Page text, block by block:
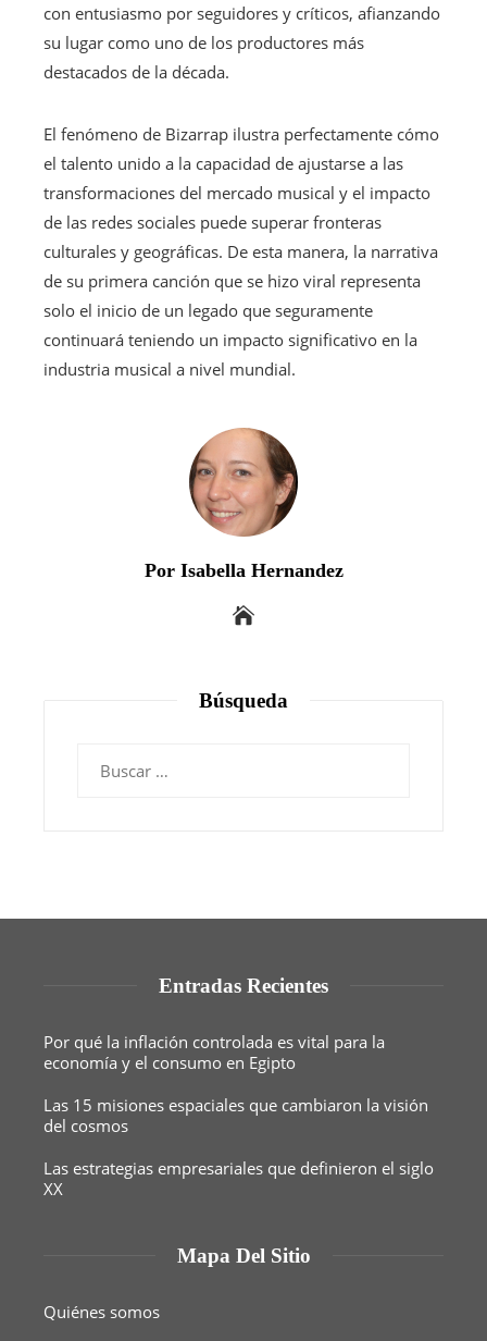
con entusiasmo por seguidores y críticos, afianzando
su lugar como uno de los productores más
destacados de la década.
El fenómeno de Bizarrap ilustra perfectamente cómo
el talento unido a la capacidad de ajustarse a las
transformaciones del mercado musical y el impacto
de las redes sociales puede superar fronteras
culturales y geográficas. De esta manera, la narrativa
de su primera canción que se hizo viral representa
solo el inicio de un legado que seguramente
continuará teniendo un impacto significativo en la
industria musical a nivel mundial.
Por Isabella Hernandez
Búsqueda
Entradas Recientes
Por qué la inflación controlada es vital para la
economía y el consumo en Egipto
Las 15 misiones espaciales que cambiaron la visión
del cosmos
Las estrategias empresariales que definieron el siglo
XX
Mapa Del Sitio
Quiénes somos